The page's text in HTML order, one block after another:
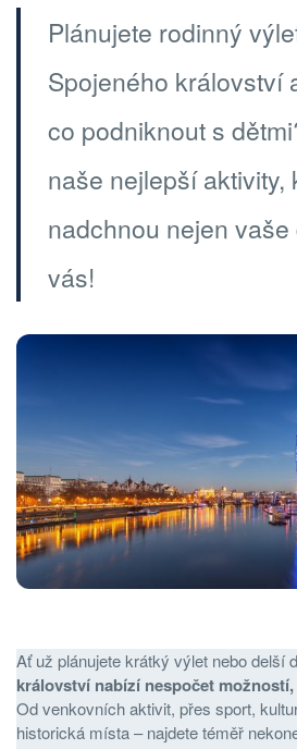
Plánujete rodinný
Spojeného království
co podniknout s
naše nejlepší aktivity,
nadchnou nejen vaše
vás!
Ať už plánujete krátký výlet nebo delší
království nabízí nespočet
Od venkovních aktivit, přes sport,
historická místa – najdete téměř